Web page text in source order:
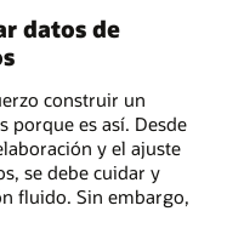
datos de
construir un
porque es así. Desde
y el ajuste
se debe cuidar y
fluido. Sin embargo,